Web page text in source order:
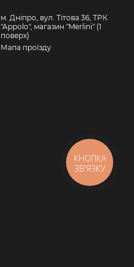
м. Дніпро, вул. Тітова 36, ТРК
"Appolo", магазин "Merlini" (1
поверх)
Мапа проїзду
КНОПКА
ЗВ'ЯЗКУ